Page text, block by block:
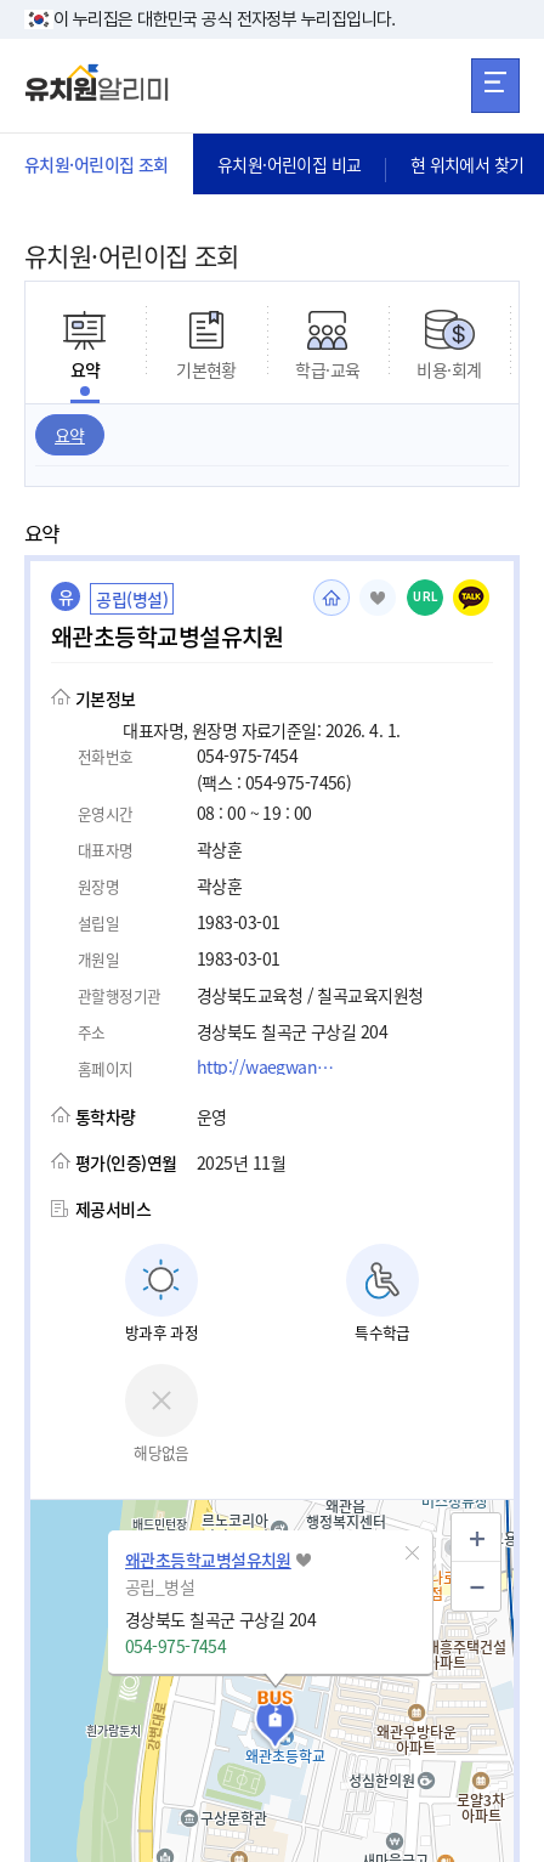
본문 바로가기
이 누리집은 대한민국 공식 전자정부 누리집입니다.
유치원·어린이집 조회 유치원·어린이집 비교 현 위치에서 찾기
유치원·어린이집 조회
요약 기본현황 학급·교육 비용·회계
요약
요약
유 공립(병설)
왜관초등학교병설유치원
URL
기본정보
대표자명, 원장명 자료기준일: 2026. 4. 1.
전화번호
054-975-7454
(팩스 : 054-975-7456)
운영시간 08 : 00 ~ 19 : 00
대표자명 곽상훈
원장명 곽상훈
설립일 1983-03-01
개원일 1983-03-01
관할행정기관 경상북도교육청 / 칠곡교육지원청
주소 경상북도 칠곡군 구상길 204
홈페이지 http://waegwanes.school.gyo6.net/
통학차량
운영
평가(인증)연월
2025년 11월
제공서비스
방과후 과정 특수학급
해당없음
왜관초등학교병설유치원
공립_병설
경상북도 칠곡군 구상길 204
054-975-7454